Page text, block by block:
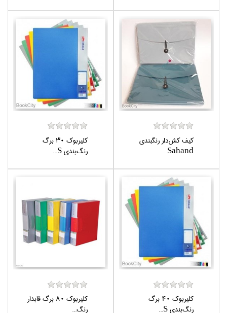
كيف كش‌دار رنگبندي
Sahand
كليربوك 30 برگ
رنگ‌بندي S...
كليربوك 40 برگ
رنگ‌بندي S...
كليربوك 80 برگ قابدار
رنگ...